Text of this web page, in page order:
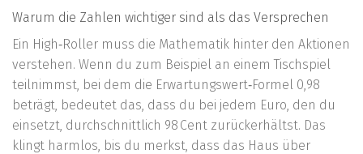
Warum die Zahlen wichtiger sind als das Versprechen
Ein High‑Roller muss die Mathematik hinter den Aktionen
verstehen. Wenn du zum Beispiel an einem Tischspiel
teilnimmst, bei dem die Erwartungswert‑Formel 0,98
beträgt, bedeutet das, dass du bei jedem Euro, den du
einsetzt, durchschnittlich 98 Cent zurückerhältst. Das
klingt harmlos, bis du merkst, dass das Haus über